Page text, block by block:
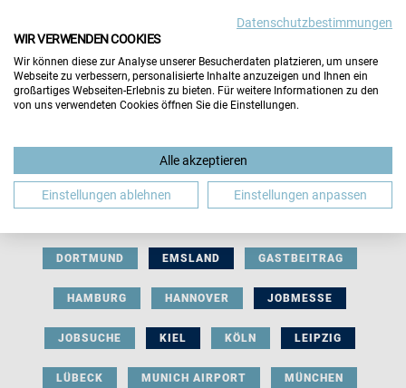
BERUFLICHE ORIENTIERUNG BEWERBUNG
DORTMUND EMSLAND GASTBEITRAG
HAMBURG HANNOVER JOBMESSE
JOBSUCHE KIEL KÖLN LEIPZIG
LÜBECK MUNICH AIRPORT MÜNCHEN
Datenschutzbestimmungen
WIR VERWENDEN COOKIES
Wir können diese zur Analyse unserer Besucherdaten platzieren, um unsere
Webseite zu verbessern, personalisierte Inhalte anzuzeigen und Ihnen ein
großartiges Webseiten-Erlebnis zu bieten. Für weitere Informationen zu den
von uns verwendeten Cookies öffnen Sie die Einstellungen.
Alle akzeptieren
Einstellungen ablehnen Einstellungen anpassen